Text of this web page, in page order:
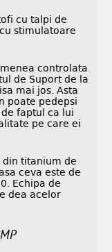
cu talpi de
stimulatoare
controlata
de Suport de la
mai jos. Asta
poate pedepsi
faptul ca lui
pe care ei
din titanium de
ceva este de
Echipa de
dea acelor